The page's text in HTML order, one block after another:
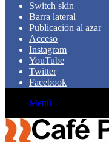
Switch skin
Barra lateral
Publicación al azar
Acceso
Instagram
YouTube
Twitter
Facebook
Menú